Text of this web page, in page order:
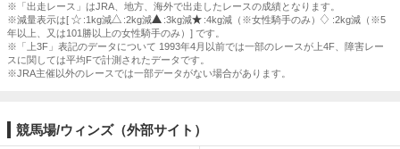
※「出走レース」はJRA、地方、海外で出走したレースの成績となります。
※減量表示は[
:1kg減 :2kg減 :3kg減 :4kg減（※女性騎手のみ）
:2kg減（※5
年以上、又は101勝以上の女性騎手のみ）] です。
※「上3F」表記のデータについて 1993年4月以前では一部のレースが上4F、障害レー
スに関しては平均Fで計測されたデータです。
※JRA主催以外のレースでは一部データがない場合があります。
競馬場/ウィンズ（外部サイト）